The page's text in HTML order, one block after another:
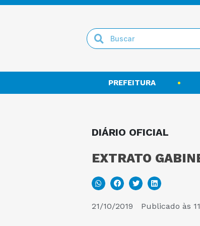
PREFEITURA
DIÁRIO OFICIAL
EXTRATO
21/10/2019 Publicado às